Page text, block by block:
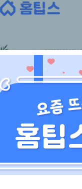
Skip
3임신중기